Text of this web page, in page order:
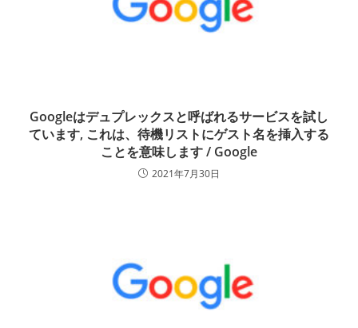
Googleはデュプレックスと呼ばれるサービスを試し
ています, これは、待機リストにゲスト名を挿入する
ことを意味します / Google
2021年7月30日